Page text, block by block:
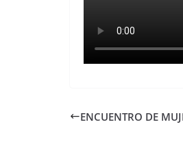
ENCUENTRO DE